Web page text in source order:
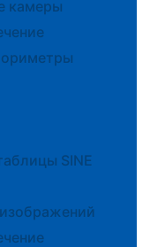
камеры
SINE